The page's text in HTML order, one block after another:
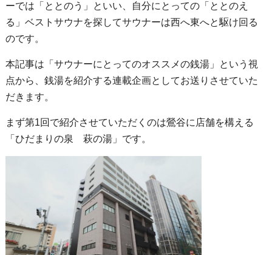
ーでは「ととのう」といい、自分にとっての「ととのえ
る」ベストサウナを探してサウナーは西へ東へと駆け回る
のです。
本記事は「サウナーにとってのオススメの銭湯」という視
点から、銭湯を紹介する連載企画としてお送りさせていた
だきます。
まず第1回で紹介させていただくのは鶯谷に店舗を構える
「ひだまりの泉 萩の湯」です。